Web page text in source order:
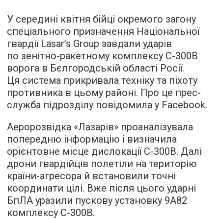
У середині квітня бійці окремого загону
спеціального призначення Національної
гвардії Lasar’s Group завдали ударів
по зенітно-ракетному комплексу С-300В
ворога в Бєлгородській області Росії.
Ця система прикривала техніку та піхоту
противника в цьому районі. Про це прес-
служба підрозділу повідомила у Facebook.
Аеророзвідка «Лазарів» проаналізувала
попередню інформацію і визначила
орієнтовне місце дислокації С-300В. Далі
дрони гвардійців полетіли на територію
країни-агресора й встановили точні
координати цілі. Вже після цього ударні
БпЛА уразили пускову установку 9А82
комплексу С-300В.